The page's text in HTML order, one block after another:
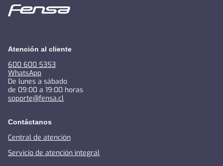
Atención al cliente
600 600 5353
WhatsApp
De lunes a sábado
de 09:00 a 19:00 horas
soporte@fensa.cl
Contáctanos
Central de atención
Servicio de atención integral